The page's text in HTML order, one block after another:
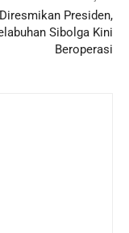
Diresmikan Presiden,
Sibolga Kini
Beroperasi